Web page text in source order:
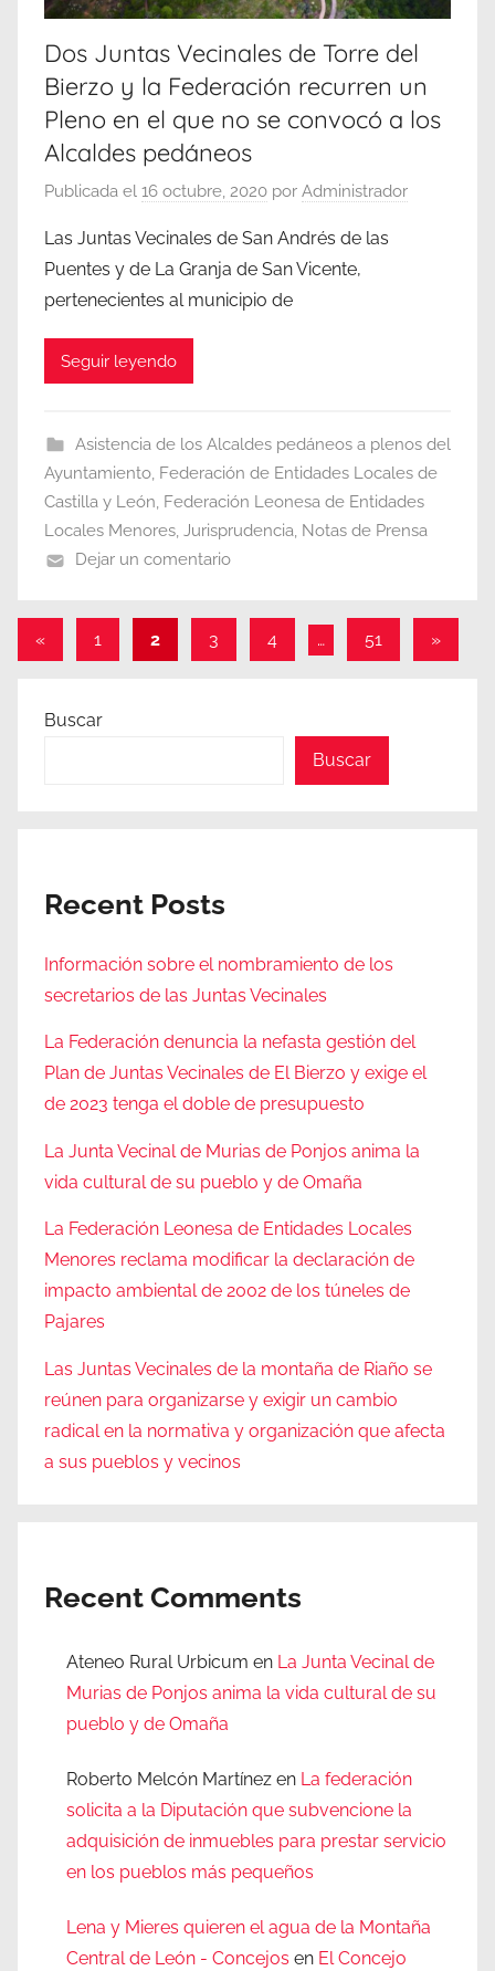
Dos Juntas Vecinales de Torre del
Bierzo y la Federación recurren un
Pleno en el que no se convocó a los
Alcaldes pedáneos
Publicada el 16 octubre, 2020 por Administrador
Las Juntas Vecinales de San Andrés de las
Puentes y de La Granja de San Vicente,
pertenecientes al municipio de
Seguir leyendo
Asistencia de los Alcaldes pedáneos a plenos del
Ayuntamiento, Federación de Entidades Locales de
Castilla y León, Federación Leonesa de Entidades
Locales Menores, Jurisprudencia, Notas de Prensa
Dejar un comentario
Paginación
entradas
«Entradas
1 2 3 4 … 51 »
Buscar
Buscar
Recent Posts
Información sobre el nombramiento de los
secretarios de las Juntas Vecinales
La Federación denuncia la nefasta gestión del
Plan de Juntas Vecinales de El Bierzo y exige el
de 2023 tenga el doble de presupuesto
La Junta Vecinal de Murias de Ponjos anima la
vida cultural de su pueblo y de Omaña
La Federación Leonesa de Entidades Locales
Menores reclama modificar la declaración de
impacto ambiental de 2002 de los túneles de
Pajares
Las Juntas Vecinales de la montaña de Riaño se
reúnen para organizarse y exigir un cambio
radical en la normativa y organización que afecta
a sus pueblos y vecinos
Recent Comments
Ateneo Rural Urbicum en La Junta Vecinal de
Murias de Ponjos anima la vida cultural de su
pueblo y de Omaña
Roberto Melcón Martínez en La federación
solicita a la Diputación que subvencione la
adquisición de inmuebles para prestar servicio
en los pueblos más pequeños
Lena y Mieres quieren el agua de la Montaña
Central de León - Concejos en El Concejo